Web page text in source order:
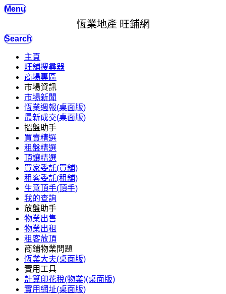
Menu
恆業地產 旺鋪網
Search
主頁
旺舖搜尋器
商場專區
市場資訊
市場新聞
恆業週報(桌面版)
最新成交(桌面版)
搵盤助手
買賣精選
租盤精選
頂讓精選
買家委託(買舖)
租客委託(租舖)
生意頂手(頂手)
我的查詢
放盤助手
物業出售
物業出租
租客放頂
商鋪物業問題
恆業大夫(桌面版)
實用工具
計算印花稅(物業)(桌面版)
實用網址(桌面版)